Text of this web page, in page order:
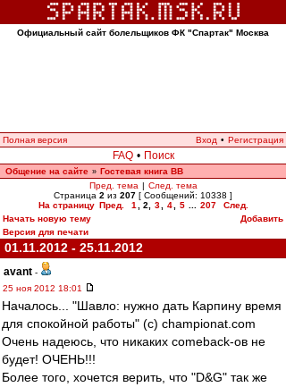
Официальный сайт болельщиков ФК "Спартак" Москва
Полная версия Вход • Регистрация
FAQ • Поиск
Общение на сайте » Гостевая книга ВВ
Пред. тема | След. тема
Страница 2 из 207 [ Сообщений: 10338 ]
На страницу Пред. 1 2 3 4 5 207
След.
Начать новую тему
Добавить
Версия для печати
01.11.2012 - 25.11.2012
avant -
25 ноя 2012 18:01
Началось... "Шавло: нужно дать Карпину время
для спокойной работы" (с) сhampionat.com
Очень надеюсь, что никаких comeback-ов не
будет! ОЧЕНЬ!!!
Более того, хочется верить, что "D&G" так же